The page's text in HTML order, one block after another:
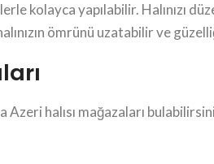
kolayca yapılabilir. Halınızı
ömrünü uzatabilir ve
halısı mağazaları